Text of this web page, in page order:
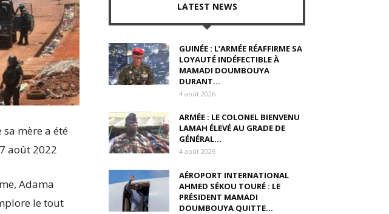
mère a été
août 2022
Adama
le tout
LATEST NEWS
GUINÉE : L’ARMÉE RÉAFFIRME SA
LOYAUTÉ INDÉFECTIBLE À
MAMADI DOUMBOUYA
DURANT...
4 août 2026
ARMÉE : LE COLONEL BIENVENU
LAMAH ÉLEVÉ AU GRADE DE
GÉNÉRAL...
4 août 2026
AÉROPORT INTERNATIONAL
AHMED SÉKOU TOURÉ : LE
PRÉSIDENT MAMADI
DOUMBOUYA QUITTE...